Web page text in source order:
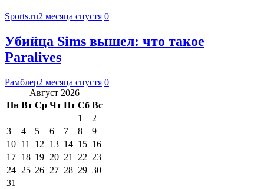
Sports.ru2 месяца спустя 0
Убийца Sims вышел: что такое
Paralives
Рамблер2 месяца спустя 0
Август 2026
Пн Вт Ср Чт Пт Сб Вс
1
2
3
4 5 6 7 8
9
10 11 12 13 14 15 16
17 18 19 20 21 22 23
24 25 26 27 28 29 30
31